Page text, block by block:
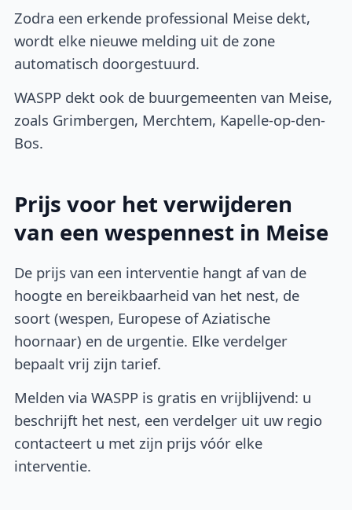
Zodra een erkende professional Meise dekt,
wordt elke nieuwe melding uit de zone
automatisch doorgestuurd.
WASPP dekt ook de buurgemeenten van Meise,
zoals Grimbergen, Merchtem, Kapelle-op-den-
Bos.
Prijs voor het verwijderen
van een wespennest in Meise
De prijs van een interventie hangt af van de
hoogte en bereikbaarheid van het nest, de
soort (wespen, Europese of Aziatische
hoornaar) en de urgentie. Elke verdelger
bepaalt vrij zijn tarief.
Melden via WASPP is gratis en vrijblijvend: u
beschrijft het nest, een verdelger uit uw regio
contacteert u met zijn prijs vóór elke
interventie.